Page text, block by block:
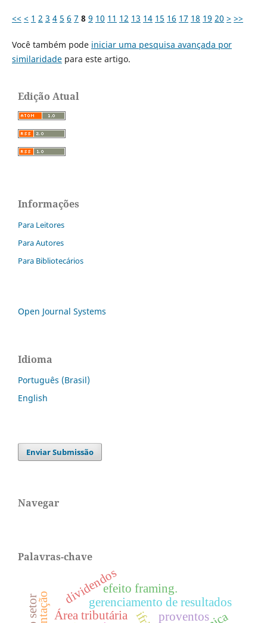
<< < 1 2 3 4 5 6 7 8 9 10 11 12 13 14 15 16 17 18 19 20 > >>
Você também pode iniciar uma pesquisa avançada por
similaridadepara este artigo.
Edição Atual
Informações
Para Leitores
Para Autores
Para Bibliotecários
Open Journal Systems
Idioma
Português (Brasil)
English
Enviar Submissão
Navegar
Palavras-chave
Área tributária
gerenciamento de resultados
dividendos
proventos
efeito framing.